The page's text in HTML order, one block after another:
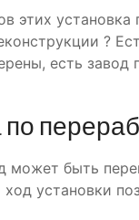
этих установка
?
есть завод
может быть
установки